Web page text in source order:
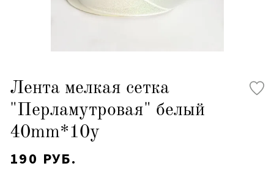
Лента мелкая сетка
"Перламутровая" белый
40mm*10y
190 РУБ.